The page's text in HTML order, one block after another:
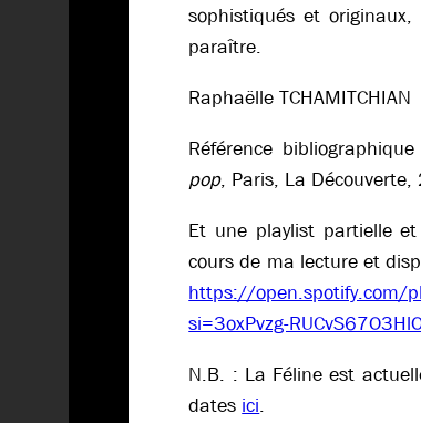
sophistiqués et
paraître.
Raphaëlle TCHAMITCHIAN
Référence
pop, Paris, La
Et une playlist partielle
cours de ma lecture et
https://open.spotify.com/
si=3oxPvzg-
N.B. : La Féline est
dates ici.